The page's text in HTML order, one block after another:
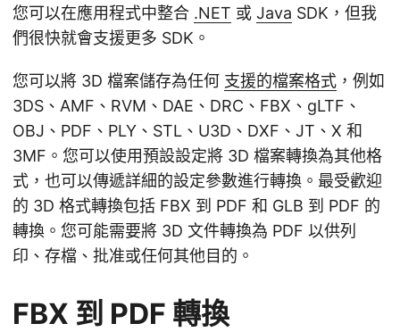
您可以在應用程式中整合 .NET 或 Java SDK，但我
們很快就會支援更多 SDK。
您可以將 3D 檔案儲存為任何 支援的檔案格式 ，例如
3DS、AMF、RVM、DAE、DRC、FBX、gLTF、
OBJ、PDF、PLY、STL、U3D、DXF、JT、X 和
3MF。您可以使用預設設定將 3D 檔案轉換為其他格
式，也可以傳遞詳細的設定參數進行轉換。最受歡迎
的 3D 格式轉換包括 FBX 到 PDF 和 GLB 到 PDF 的
轉換。您可能需要將 3D 文件轉換為 PDF 以供列
印、存檔、批准或任何其他目的。
FBX 到 PDF 轉換